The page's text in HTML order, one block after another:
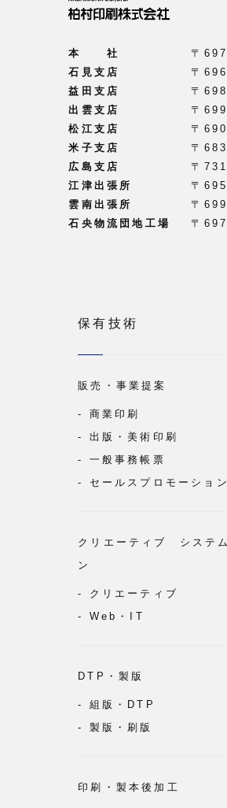
本 社 〒
石見支店
〒
益田支店
〒
出雲支店
〒
松江支店
〒
米子支店
〒
広島支店
〒
江津出張所
〒
雲南出張所
〒
石央物流団地工場
〒
保有技術
販売・事業提案
商業印刷
出版・美術印刷
一般事務帳票
セールスプロモーション
クリエーティブ システ
ン
クリエーティブ
Web・IT
DTP・製版
組版・DTP
製版・刷版
印刷・製本後加工